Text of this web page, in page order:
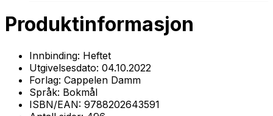
Produktinformasjon
Innbinding: Heftet
Utgivelsesdato: 04.10.2022
Forlag: Cappelen Damm
Språk: Bokmål
ISBN/EAN: 9788202643591